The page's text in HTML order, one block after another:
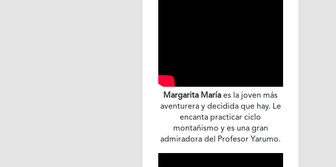
Margarita María es la joven más
aventurera y decidida que hay. Le
encanta practicar ciclo
montañismo y es una gran
admiradora del Profesor Yarumo.